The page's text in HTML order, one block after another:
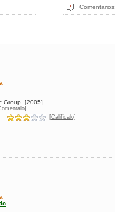
Group
[2005]
[Calificalo]